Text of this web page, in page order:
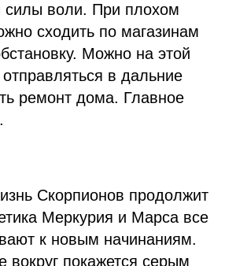
силы воли. При плохом
сходить по магазинам
Можно на этой
в дальние
ремонт дома. Главное
Скорпионов продолжит
Меркурия и Марса все
к новым начинаниям.
вокруг покажется серым